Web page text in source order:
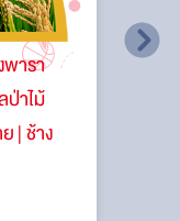
ารา
าไม้
ช้าง